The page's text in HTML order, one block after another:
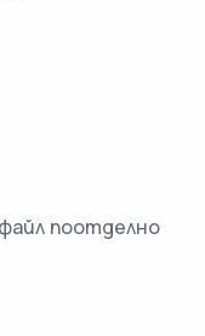
поотделно